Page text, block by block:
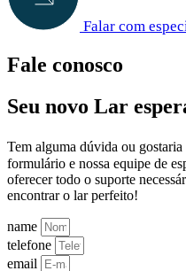
Falar com
Fale conosco
Seu novo Lar
Tem alguma dúvida ou
formulário e nossa equipe de
oferecer todo o suporte
encontrar o lar perfeito!
name
telefone
email